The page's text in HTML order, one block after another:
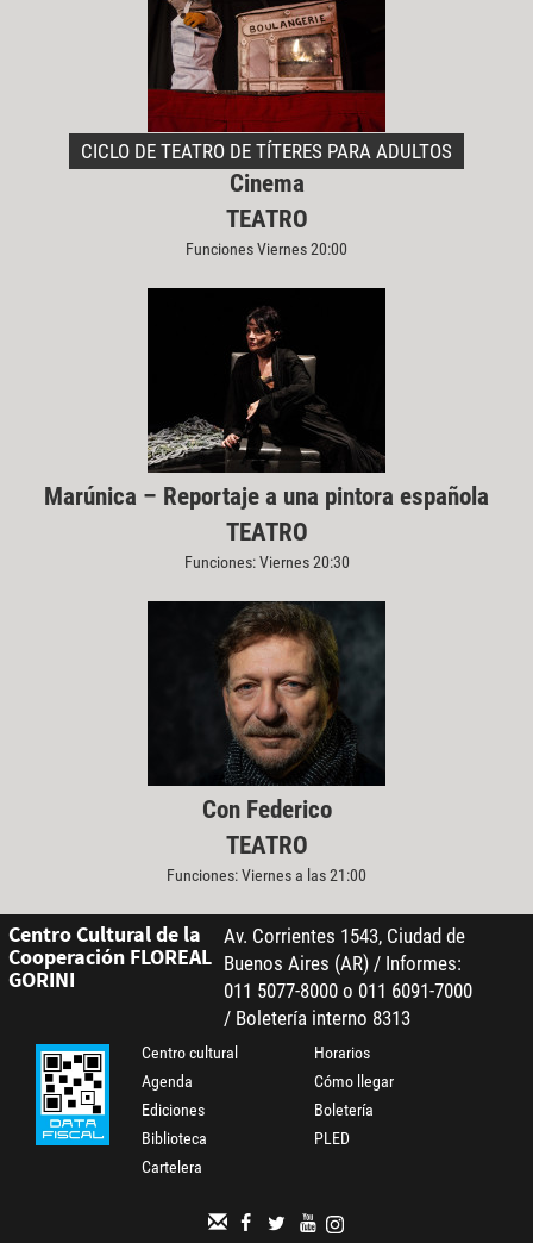
CICLO DE TEATRO DE TÍTERES PARA ADULTOS
Cinema
TEATRO
Funciones Viernes 20:00
Marúnica – Reportaje a una pintora española
TEATRO
Funciones: Viernes 20:30
Con Federico
TEATRO
Funciones: Viernes a las 21:00
Centro Cultural de la
Cooperación FLOREAL
GORINI
Av. Corrientes 1543, Ciudad de
Buenos Aires (AR) / Informes:
011 5077-8000 o 011 6091-7000
/ Boletería interno 8313
Centro cultural
Agenda
Ediciones
Biblioteca
Cartelera
Horarios
Cómo llegar
Boletería
PLED